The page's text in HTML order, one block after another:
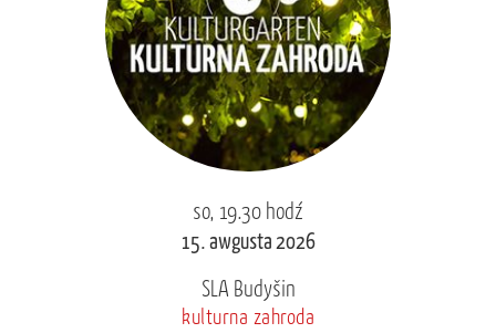
so, 19.30 hodź
15. awgusta 2026
SLA Budyšin
kulturna zahroda